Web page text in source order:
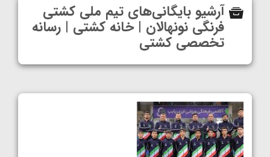
آرشیو بایگانی‌های تیم ملی کشتی
فرنگی نونهالان | خانه کشتی | رسانه
تخصصی کشتی